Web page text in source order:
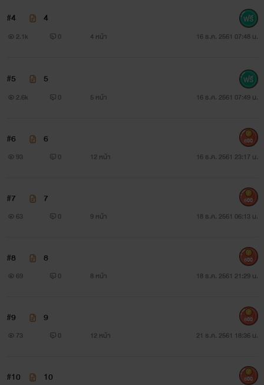
เพราะตลอดระยะเวลาที่ผ่านมา ต่อให้เป็นเพียงความคิด เธอก็ไม่
เคยกระทำอย่างที่ถูกเขากล่าวหา “ช่วยบอกสร้อยหน่อยสิว่าเฮีย
อาเสี่ยใหญ่มองเมียสาวสวยตรงหน้าอย่างประหลาดใจ นึกไม่
ดูถูกกันชัดๆ ผู้หญิงอย่างเธอไม่มีสิทธิ์มากล่าวหาเขาแบบนี้
“ใช่เหรอคะ”
เหมือนว่าจะสาหัส เพราะเสี่ยใหญ่โกรธแค้นมาก เพราะเหมือน
กับถูกหญิงสาวเหยียดหยามความเป็นชายนั่นเอง
เท่าดักแด้ มีเพียงสีหน้าเท่านั้นที่บ่งบอกว่าอำนาจในความเป็น
ผู้ชายของเขายังมีเปี่ยมล้น สรวงสร้อยเจ็บระบม ต้องให้กาลเวลา
#4 4
2.1k 0 4 หน้า 16 ธ.ค. 2561 07:48 น.
#5 5
2.6k 0 5 หน้า 16 ธ.ค. 2561 07:49 น.
#6 6
93 0 12 หน้า 16 ธ.ค. 2561 23:17 น.
600
#7 7
63 0 9 หน้า 18 ธ.ค. 2561 06:13 น.
600
#8 8
69 0 8 หน้า 18 ธ.ค. 2561 21:29 น.
600
#9 9
73 0 12 หน้า 21 ธ.ค. 2561 18:36 น.
600
#10 10 600